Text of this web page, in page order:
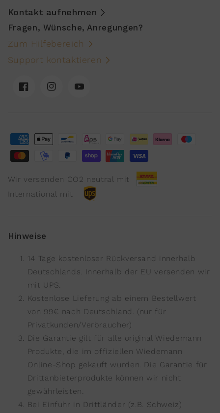
Kontakt aufnehmen
Fragen, Wünsche, Anregungen?
Zum Hilfebereich
Support kontaktieren
FacebookInstagramYouTube
Wir versenden CO2 neutral mit
International mit
Hinweise
14 Tage kostenloser Rückversand innerhalb
Deutschlands. Innerhalb der EU versenden wir
mit UPS.
Kostenlose Lieferung ab einem Bestellwert
von 99€ nach Deutschland. (nur für
Privatkunden/Verbraucher)
Die Garantie gilt für alle original Wiedemann
Produkte, die im offiziellen Wiedemann
Online-Shop gekauft wurden. Die Garantie für
Drittanbieterprodukte können wir nicht
gewährleisten.
Bei Einfuhr in Drittländer (z.B. Schweiz)